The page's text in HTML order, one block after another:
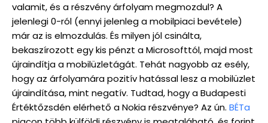
valamit, és a részvény árfolyam megmozdul? A
jelenlegi 0-ról (ennyi jelenleg a mobilpiaci bevétele)
már az is elmozdulás. És milyen jól csinálta,
bekaszírozott egy kis pénzt a Microsofttól, majd most
újraindítja a mobilüzletágát. Tehát nagyobb az esély,
hogy az árfolyamára pozitív hatással lesz a mobilüzlet
újraindítása, mint negatív. Tudtad, hogy a Budapesti
Értéktőzsdén elérhető a Nokia részvénye? Az ún. BÉTa